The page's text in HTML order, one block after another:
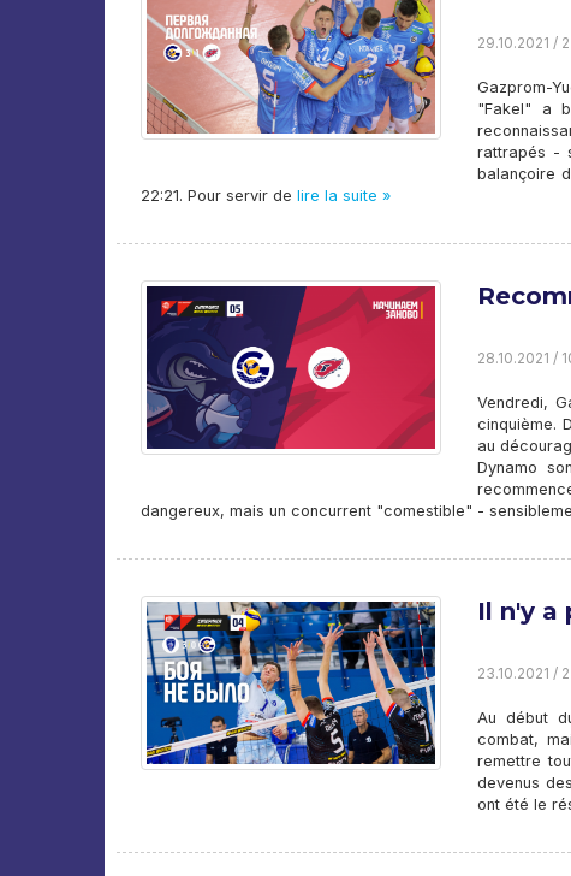
29.10.2021 /
Gazprom-
"Fakel" a
rattrapés -
balançoire
22:21. Pour servir de lire la suite »
28.10.2021 /
Vendredi,
cinquième.
au
Dynamo
dangereux, mais un concurrent "comestible" -
Il n'y a
23.10.2021 /
Au début
combat,
remettre
devenus
ont été le